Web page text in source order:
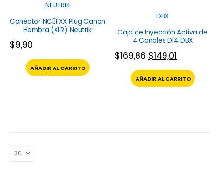
NEUTRIK
Conector NC3FXX Plug Canon
Hembra (XLR) Neutrik
$9,90
AÑADIR AL CARRITO
DBX
Caja de Inyección Activa de
4 Canales DI4 DBX
$169,86 $149,01
AÑADIR AL CARRITO